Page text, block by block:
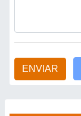
ENVIAR